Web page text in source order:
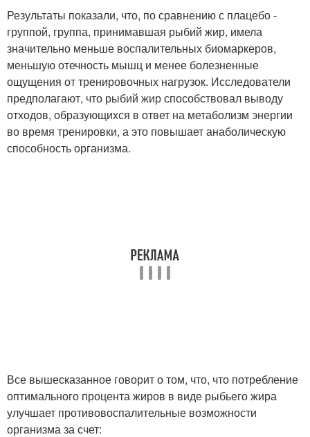
Результаты показали, что, по сравнению с плацебо -
группой, группа, принимавшая рыбий жир, имела
значительно меньше воспалительных биомаркеров,
меньшую отечность мышц и менее болезненные
ощущения от тренировочных нагрузок. Исследователи
предполагают, что рыбий жир способствовал выводу
отходов, образующихся в ответ на метаболизм энергии
во время тренировки, а это повышает анаболическую
способность организма.
Все вышесказанное говорит о том, что, что потребление
оптимального процента жиров в виде рыбьего жира
улучшает противовоспалительные возможности
организма за счет: